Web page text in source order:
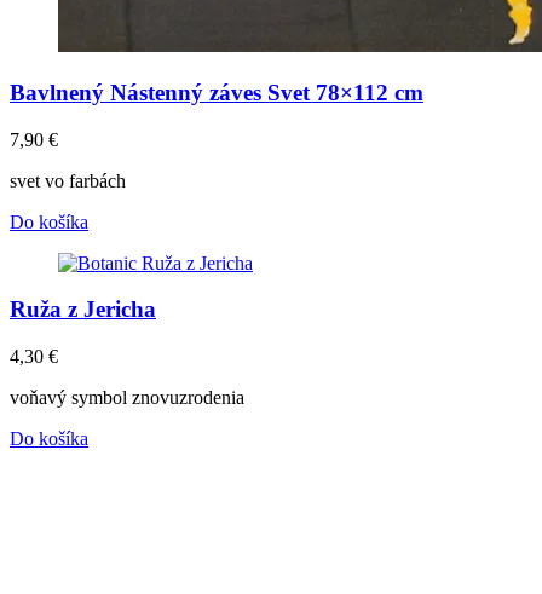
Bavlnený Nástenný záves Svet 78×112 cm
7,90 €
svet vo farbách
Do košíka
Ruža z Jericha
4,30 €
voňavý symbol znovuzrodenia
Do košíka